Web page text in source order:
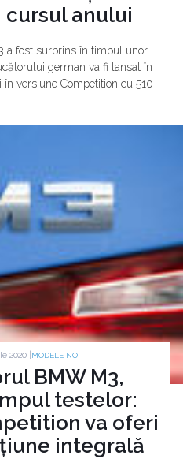
anului
a fost surprins în timpul unor
german va fi lansat în
versiune Competition cu 510
2020 | MODELE NOI
BMW M3,
testelor:
va oferi
integrală